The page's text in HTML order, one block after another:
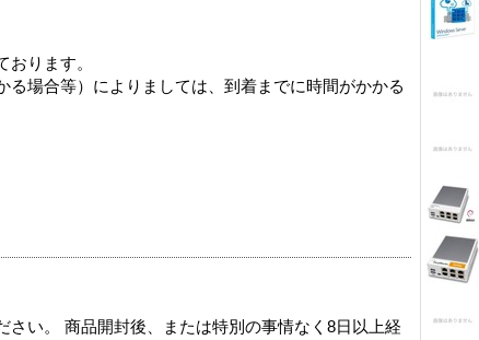
ります。
場合等）によりましては、到着までに時間がかかる
い。 商品開封後、または特別の事情なく8日以上経